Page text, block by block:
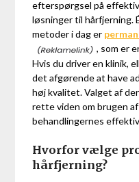
efterspørgsel på
løsninger til hårfjerning.
metoder i dag er
, som er
Hvis du driver en klinik,
det afgørende at have
høj kvalitet. Valget af
rette viden om brugen
behandlingernes
Hvorfor vælge
hårfjerning?